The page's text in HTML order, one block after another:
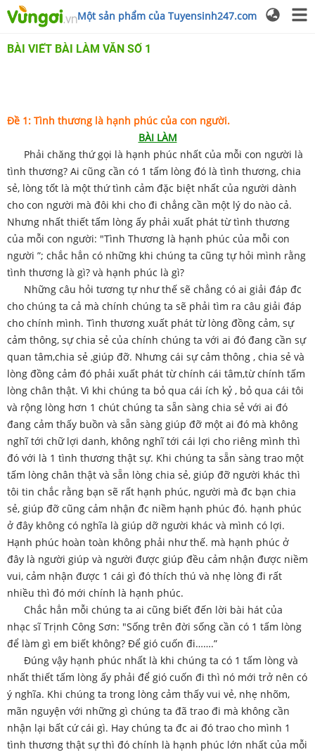
Một sản phẩm của Tuyensinh247.com
BÀI VIẾT BÀI LÀM VĂN SỐ 1
Đề 1: Tình thương là hạnh phúc của con người.
BÀI LÀM
Phải chăng thứ gọi là hạnh phúc nhất của mỗi con người là
tình thương? Ai cũng cần có 1 tấm lòng đó là tình thương, chia
sẻ, lòng tốt là một thứ tình cảm đặc biệt nhất của người dành
cho con người mà đôi khi cho đi chẳng cần một lý do nào cả.
Nhưng nhất thiết tấm lòng ấy phải xuất phát từ tình thương
của mỗi con người: "Tình Thương là hạnh phúc của mỗi con
người ”; chắc hẳn có những khi chúng ta cũng tự hỏi mình rằng
tình thương là gì? và hạnh phúc là gì?
Những câu hỏi tương tự như thế sẽ chẳng có ai giải đáp đc
cho chúng ta cả mà chính chúng ta sẽ phải tìm ra câu giải đáp
cho chính mình. Tình thương xuất phát từ lòng đồng cảm, sự
cảm thông, sự chia sẻ của chính chúng ta với ai đó đang cần sự
quan tâm,chia sẻ ,giúp đỡ. Nhưng cái sự cảm thông , chia sẻ và
lòng đồng cảm đó phải xuất phát từ chính cái tâm,từ chính tấm
lòng chân thật. Vì khi chúng ta bỏ qua cái ích kỷ , bỏ qua cái tôi
và rộng lòng hơn 1 chút chúng ta sẵn sàng chia sẻ với ai đó
đang cảm thấy buồn và sẵn sàng giúp đỡ một ai đó mà không
nghĩ tới chữ lợi danh, không nghĩ tới cái lợi cho riêng mình thì
đó với là 1 tình thương thật sự. Khi chúng ta sẵn sàng trao một
tấm lòng chân thật và sẵn lòng chia sẻ, giúp đỡ người khác thì
tôi tin chắc rằng bạn sẽ rất hạnh phúc, người mà đc bạn chia
sẻ, giúp đỡ cũng cảm nhận đc niềm hạnh phúc đó. hạnh phúc
ở đây không có nghĩa là giúp dỡ người khác và mình có lợi.
Hạnh phúc hoàn toàn không phải như thế. mà hạnh phúc ở
đây là người giúp và người được giúp đều cảm nhận được niềm
vui, cảm nhận được 1 cái gì đó thích thú và nhẹ lòng đi rất
nhiều thì đó mới chính là hạnh phúc.
Chắc hẳn mỗi chúng ta ai cũng biết đến lời bài hát của
nhạc sĩ Trịnh Công Sơn: "Sống trên đời sống cần có 1 tấm lòng
để làm gì em biết không? Để gió cuốn đi…….”
Đúng vậy hạnh phúc nhất là khi chúng ta có 1 tấm lòng và
nhất thiết tấm lòng ấy phải để gió cuốn đi thì nó mới trở nên có
ý nghĩa. Khi chúng ta trong lòng cảm thấy vui vẻ, nhẹ nhõm,
mãn nguyện với những gì chúng ta đã trao đi mà không cần
nhận lại bất cứ cái gì. Hay chúng ta đc ai đó trao cho mình 1
tình thương thật sự thì đó chính là hạnh phúc lớn nhất của mỗi